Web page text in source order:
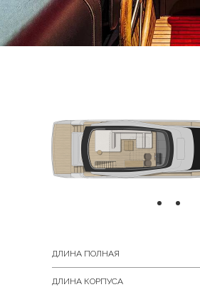
ДЛИНА ПОЛНАЯ
ДЛИНА КОРПУСА